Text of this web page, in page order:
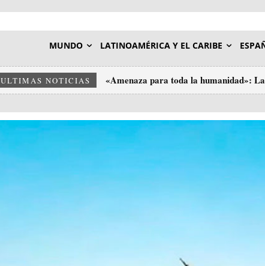
MUNDO LATINOAMÉRICA Y EL CARIBE
ULTIMAS NOTICIAS «Amenaza para toda la humanidad»:
Tres grandes bancos de Wall Street